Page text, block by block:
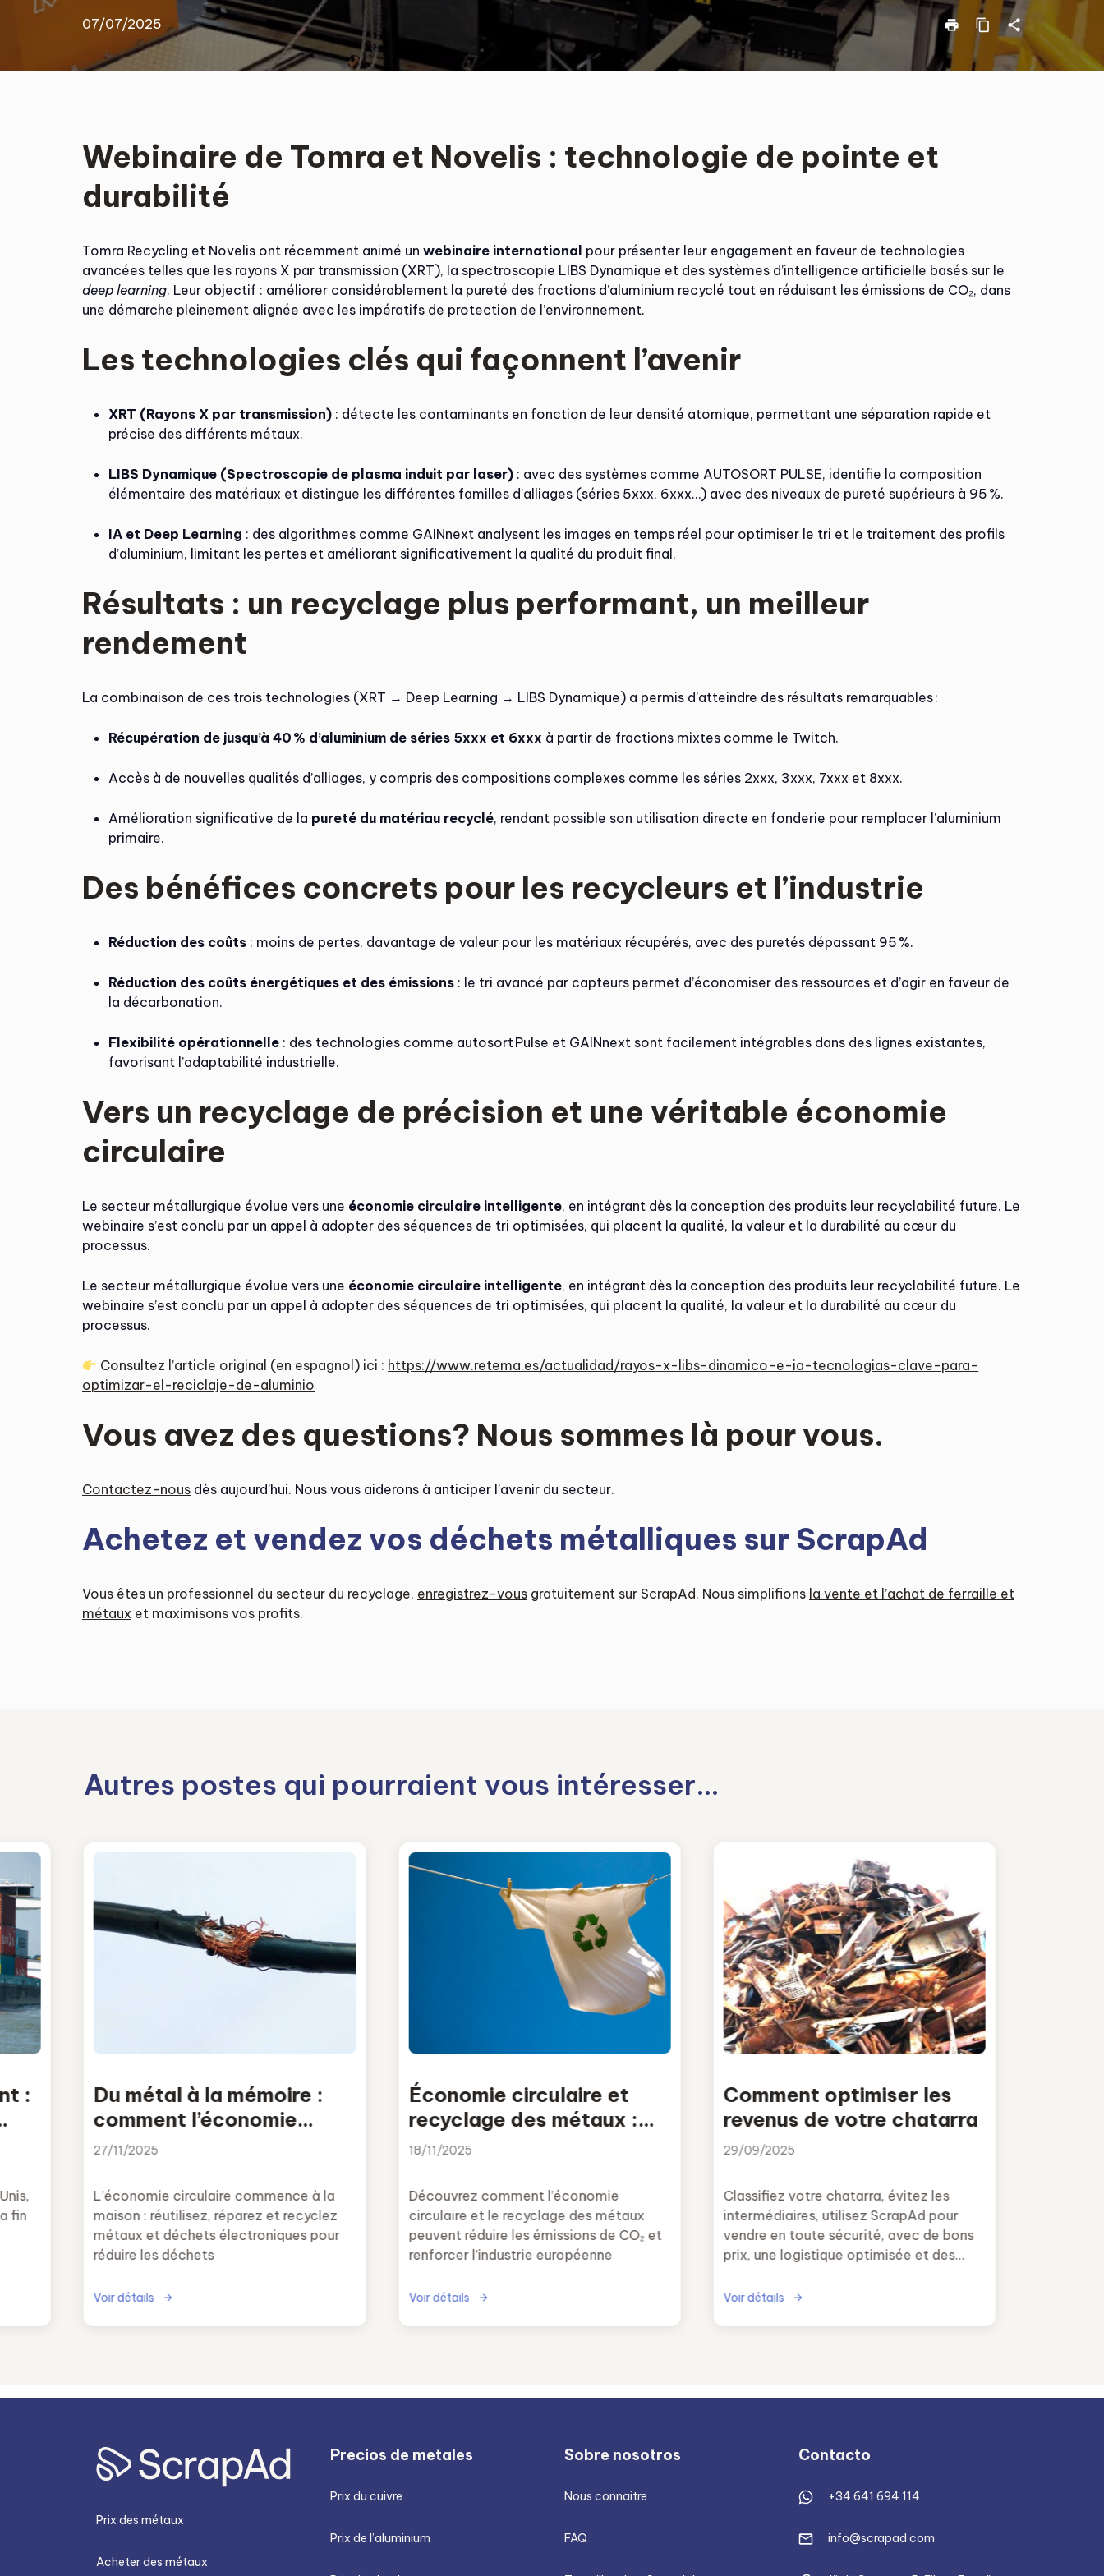
07/07/2025 print content_copy share
Webinaire de Tomra et Novelis : technologie de pointe et
durabilité
Tomra Recycling et Novelis ont récemment animé un webinaire international pour présenter leur engagement en faveur de technologies
avancées telles que les rayons X par transmission (XRT), la spectroscopie LIBS Dynamique et des systèmes d’intelligence artificielle basés sur le
deep learning. Leur objectif : améliorer considérablement la pureté des fractions d’aluminium recyclé tout en réduisant les émissions de CO₂, dans
une démarche pleinement alignée avec les impératifs de protection de l’environnement.
Les technologies clés qui façonnent l’avenir
XRT (Rayons X par transmission) : détecte les contaminants en fonction de leur densité atomique, permettant une séparation rapide et
précise des différents métaux.
LIBS Dynamique (Spectroscopie de plasma induit par laser) : avec des systèmes comme AUTOSORT PULSE, identifie la composition
élémentaire des matériaux et distingue les différentes familles d’alliages (séries 5xxx, 6xxx…) avec des niveaux de pureté supérieurs à 95 %.
IA et Deep Learning : des algorithmes comme GAINnext analysent les images en temps réel pour optimiser le tri et le traitement des profils
d’aluminium, limitant les pertes et améliorant significativement la qualité du produit final.
Résultats : un recyclage plus performant, un meilleur
rendement
La combinaison de ces trois technologies (XRT → Deep Learning → LIBS Dynamique) a permis d’atteindre des résultats remarquables :
Récupération de jusqu’à 40 % d ’aluminium de séries 5xxx et 6xxx à partir de fractions mixtes comme le Twitch.
Accès à de nouvelles qualités d’alliages, y compris des compositions complexes comme les séries 2xxx, 3xxx, 7xxx et 8xxx.
Amélioration significative de la pureté du matériau recyclé, rendant possible son utilisation directe en fonderie pour remplacer l’aluminium
primaire.
Des bénéfices concrets pour les recycleurs et l’industrie
Réduction des coûts : moins de pertes, davantage de valeur pour les matériaux récupérés, avec des puretés dépassant 95 %.
Réduction des coûts énergétiques et des émissions : le tri avancé par capteurs permet d’économiser des ressources et d’agir en faveur de
la décarbonation.
Flexibilité opérationnelle : des technologies comme autosort Pulse et GAINnext sont facilement intégrables dans des lignes existantes,
favorisant l’adaptabilité industrielle.
Vers un recyclage de précision et une véritable économie
circulaire
Le secteur métallurgique évolue vers une économie circulaire intelligente, en intégrant dès la conception des produits leur recyclabilité future. Le
webinaire s’est conclu par un appel à adopter des séquences de tri optimisées, qui placent la qualité, la valeur et la durabilité au cœur du
processus.
Le secteur métallurgique évolue vers une économie circulaire intelligente, en intégrant dès la conception des produits leur recyclabilité future. Le
webinaire s’est conclu par un appel à adopter des séquences de tri optimisées, qui placent la qualité, la valeur et la durabilité au cœur du
processus.
Consultez l’article original (en espagnol) ici : https://www.retema.es/actualidad/rayos-x-libs-dinamico-e-ia-tecnologias-clave-para-
optimizar-el-reciclaje-de-aluminio
Vous avez des questions? Nous sommes là pour vous.
Contactez-nous dès aujourd’hui. Nous vous aiderons à anticiper l’avenir du secteur.
Achetez et vendez vos déchets métalliques sur ScrapAd
Vous êtes un professionnel du secteur du recyclage, enregistrez-vous gratuitement sur ScrapAd. Nous simplifions la vente et l’achat de ferraille et
métaux et maximisons vos profits.
Autres postes qui pourraient vous intéresser…
:
fin
Du métal à la mémoire :
comment l’économie
circulaire commence aussi
27/11/2025
L’économie circulaire commence à la
maison : réutilisez, réparez et recyclez
métaux et déchets électroniques pour
réduire les déchets
Voir détails
Économie circulaire et
recyclage des métaux :
une opportunité de
18/11/2025
Découvrez comment l’économie
circulaire et le recyclage des métaux
peuvent réduire les émissions de CO₂ et
renforcer l’industrie européenne
Voir détails
Comment optimiser les
revenus de votre chatarra
29/09/2025
Classifiez votre chatarra, évitez les
intermédiaires, utilisez ScrapAd pour
vendre en toute sécurité, avec de bons
prix, une logistique optimisée et des
Voir détails
Prix des métaux
Acheter des métaux
Precios de metales
Prix du cuivre
Prix de l’aluminium
Sobre nosotros
Nous connaitre
FAQ
Contacto
+34 641 694 114
info@scrapad.com